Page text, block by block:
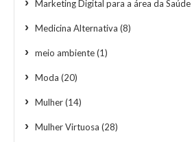
Marketing Digital para a área da Saúde
Medicina Alternativa (8)
meio ambiente(1)
Moda (20)
Mulher(14)
Mulher Virtuosa (28)